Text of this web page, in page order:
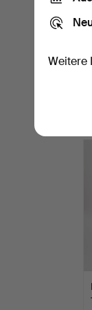
Weitere